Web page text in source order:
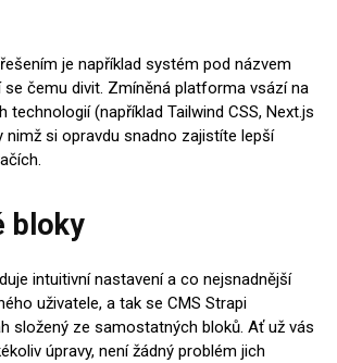
je například systém pod názvem
se čemu divit. Zmíněná platforma vsází na
technologií (například Tailwind CSS, Next.js
nimž si opravdu snadno zajistíte lepší
bloky
intuitivní nastavení a co nejsnadnější
uživatele, a tak se CMS Strapi
složený ze samostatných bloků. Ať už vás
úpravy, není žádný problém jich